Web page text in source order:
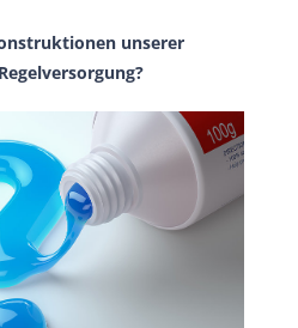
unserer